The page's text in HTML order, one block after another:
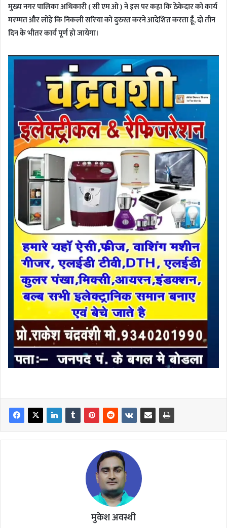
मुख्य नगर पालिका अधिकारी ( सी एम ओ ) ने इस पर कहा कि ठेकेदार को कार्य
मरम्मत और लोहे कि निकली सरिया को दुरुस्त करने आदेशित करता हूँ, दो तीन
दिन के भीतर कार्य पूर्ण हो जायेगा।
मुकेश अवस्थी